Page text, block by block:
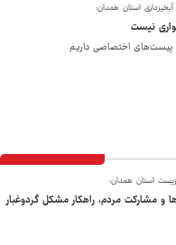
استان همدان:
نیست
پیست‌های اختصاصی داریم
استان همدان:
و مشارکت مردم، راهکار مشکل گردوغبار